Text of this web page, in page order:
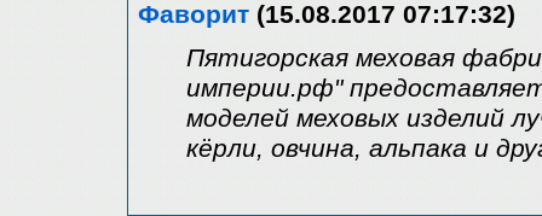
Фаворит (15.08.2017 07:17:32)
Пятигорская меховая
империи.рф"
моделей меховых изделий
кёрли, овчина, альпака и